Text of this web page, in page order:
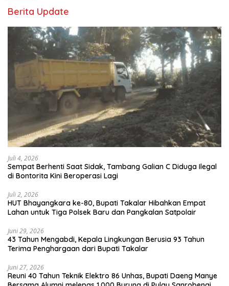
Berita Update
Juli 4, 2026
Sempat Berhenti Saat Sidak, Tambang Galian C Diduga Ilegal
di Bontorita Kini Beroperasi Lagi
Juli 2, 2026
HUT Bhayangkara ke-80, Bupati Takalar Hibahkan Empat
Lahan untuk Tiga Polsek Baru dan Pangkalan Satpolair
Juni 29, 2026
43 Tahun Mengabdi, Kepala Lingkungan Berusia 93 Tahun
Terima Penghargaan dari Bupati Takalar
Juni 27, 2026
Reuni 40 Tahun Teknik Elektro 86 Unhas, Bupati Daeng Manye